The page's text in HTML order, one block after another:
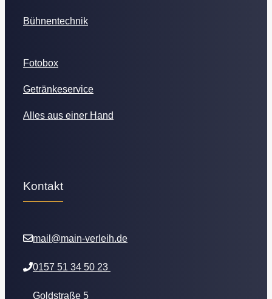
Bühnentechnik
Fotobox
Getränkeservice
Alles aus einer Hand
Kontakt
mail@main-verleih.de
0157 51 34 50 23
Goldstraße 5